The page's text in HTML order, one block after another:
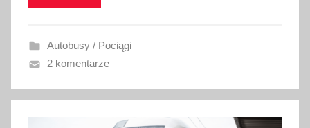
a
n
3
0
Autobusy / Pociągi
2 komentarze